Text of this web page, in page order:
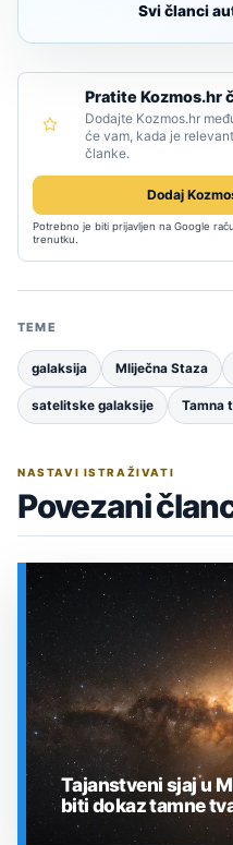
Svi članci
Pratite Kozmos.hr
Dodajte Kozmos.hr
će vam, kada je
članke.
Dodaj
Potrebno je biti prijavljen na Google
trenutku.
TEME
galaksija Mliječna Staza
satelitske galaksije Tamna
NASTAVI ISTRAŽIVATI
Povezani
Tajanstveni sjaj u
biti dokaz tamne